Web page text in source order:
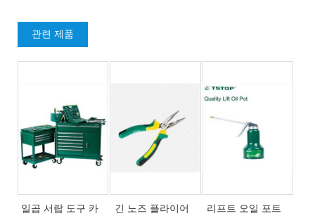
관련 제품
일곱 서랍 도구 카
긴 노즈 플라이어 리프트 오일 포트